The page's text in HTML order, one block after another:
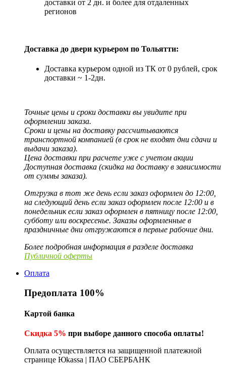
доставки от 2 дн. и более для отдаленных
регионов
Доставка до двери курьером по Тольятти:
Доставка курьером одной из ТК от 0 рублей, срок
доставки ~ 1-2дн.
Точные цены и сроки доставки вы увидите при
оформлении заказа.
Сроки и цены на доставку рассчитываются
транспортной компанией (в срок не входят дни сдачи и
выдачи заказа).
Цена доставки при расчете уже с учетом акции
Доступная доставка (скидка на доставку в зависимости
от суммы заказа).
Отгрузка в тот же день если заказ оформлен до 12:00,
на следующий день если заказ оформлен после 12:00 и в
понедельник если заказ оформлен в пятницу после 12:00,
субботу или воскресенье. Заказы оформленные в
праздничные дни отгружаются в первые рабочие дни.
Более подробная информация в разделе доставка
Публичной оферты
Оплата
Предоплата 100%
Картой банка
Скидка 5% при выборе данного способа оплаты!
Оплата осуществляется на защищенной платежной
странице Юkassa | ПАО СБЕРБАНК